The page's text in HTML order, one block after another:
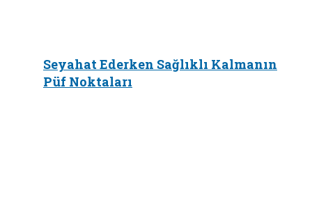
Seyahat Ederken Sağlıklı Kalmanın
Püf Noktaları